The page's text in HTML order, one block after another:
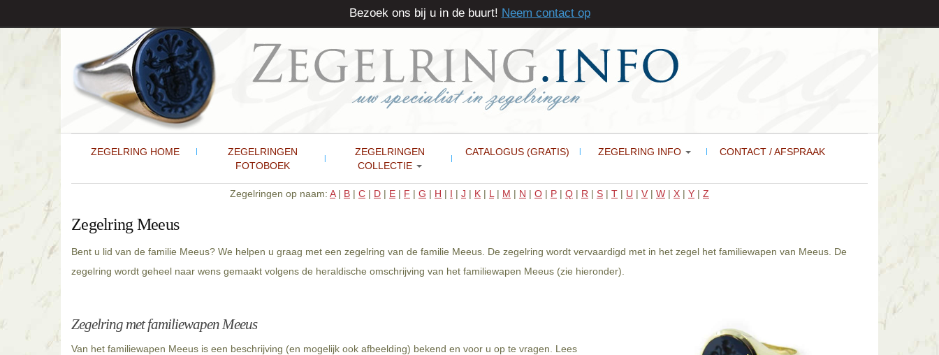
ZEGELRING HOME
ZEGELRINGEN
FOTOBOEK
ZEGELRINGEN
COLLECTIE
CATALOGUS (GRATIS) ZEGELRING INFO CONTACT / AFSPRAAK
Zegelringen op naam: A| B | C | D | E | F | G | H | I | J | K | L | M | N | O | P | Q | R | S | T | U | V | W | X | Y | Z
Zegelring Meeus
Bent u lid van de familie Meeus? We helpen u graag met een zegelring van de familie Meeus. De zegelring wordt vervaardigd met in het zegel het familiewapen van Meeus. De
zegelring wordt geheel naar wens gemaakt volgens de heraldische omschrijving van het familiewapen Meeus (zie hieronder).
Zegelring met familiewapen Meeus
Van het familiewapen Meeus is een beschrijving (en mogelijk ook afbeelding) bekend en voor u op te vragen. Lees
Bezoek ons bij u in de buurt! Neem contact op